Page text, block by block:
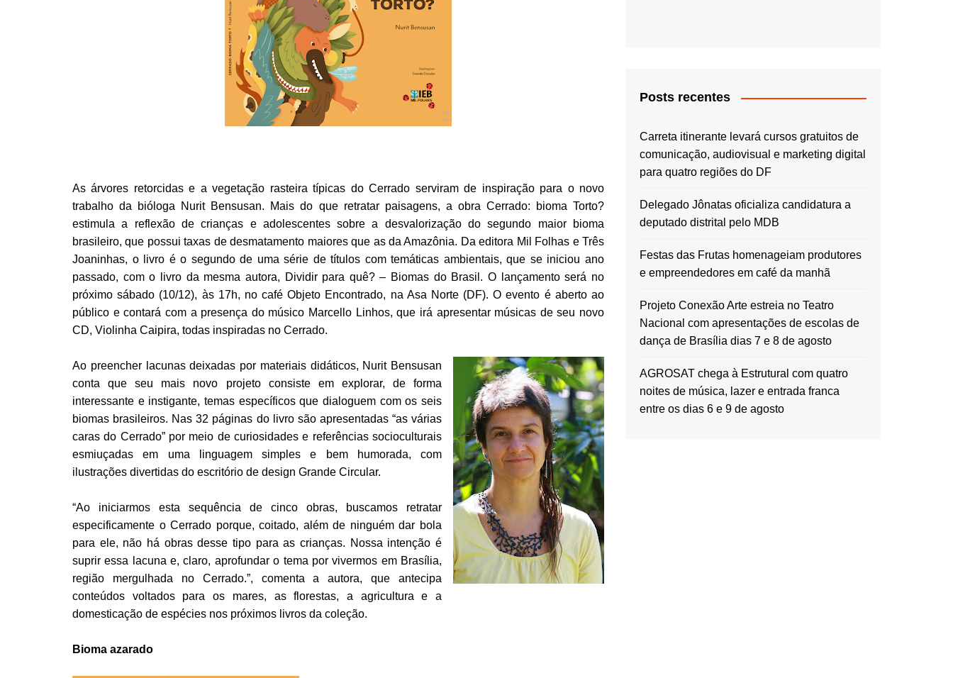
As árvores retorcidas e a vegetação rasteira típicas do Cerrado serviram de inspiração para o novo
trabalho da bióloga Nurit Bensusan. Mais do que retratar paisagens, a obra Cerrado: bioma Torto?
estimula a reflexão de crianças e adolescentes sobre a desvalorização do segundo maior bioma
brasileiro, que possui taxas de desmatamento maiores que as da Amazônia. Da editora Mil Folhas e Três
Joaninhas, o livro é o segundo de uma série de títulos com temáticas ambientais, que se iniciou ano
passado, com o livro da mesma autora, Dividir para quê? – Biomas do Brasil. O lançamento será no
próximo sábado (10/12), às 17h, no café Objeto Encontrado, na Asa Norte (DF). O evento é aberto ao
público e contará com a presença do músico Marcello Linhos, que irá apresentar músicas de seu novo
CD, Violinha Caipira, todas inspiradas no Cerrado.
Ao preencher lacunas deixadas por materiais didáticos, Nurit Bensusan
conta que seu mais novo projeto consiste em explorar, de forma
interessante e instigante, temas específicos que dialoguem com os seis
biomas brasileiros. Nas 32 páginas do livro são apresentadas “as várias
caras do Cerrado” por meio de curiosidades e referências socioculturais
esmiuçadas em uma linguagem simples e bem humorada, com
ilustrações divertidas do escritório de design Grande Circular.
“Ao iniciarmos esta sequência de cinco obras, buscamos retratar
especificamente o Cerrado porque, coitado, além de ninguém dar bola
para ele, não há obras desse tipo para as crianças. Nossa intenção é
suprir essa lacuna e, claro, aprofundar o tema por vivermos em Brasília,
região mergulhada no Cerrado.”, comenta a autora, que antecipa
conteúdos voltados para os mares, as florestas, a agricultura e a
domesticação de espécies nos próximos livros da coleção.
Bioma azarado
Posts recentes
Carreta itinerante levará cursos gratuitos de
comunicação, audiovisual e marketing digital
para quatro regiões do DF
Delegado Jônatas oficializa candidatura a
deputado distrital pelo MDB
Festas das Frutas homenageiam produtores
e empreendedores em café da manhã
Projeto Conexão Arte estreia no Teatro
Nacional com apresentações de escolas de
dança de Brasília dias 7 e 8 de agosto
AGROSAT chega à Estrutural com quatro
noites de música, lazer e entrada franca
entre os dias 6 e 9 de agosto